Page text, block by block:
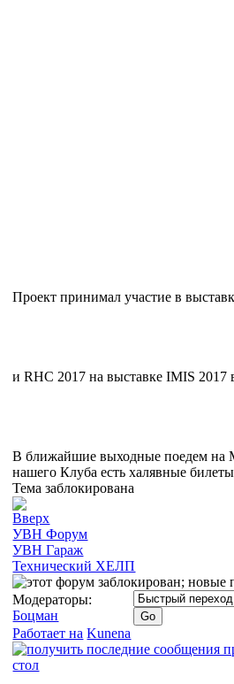
Проект принимал участие в
и RHC 2017 на выставке IMIS 2017
В ближайшие выходные поедем
нашего Клуба есть халявные
Тема заблокирована
УВН Форум
УВН Гараж
Технический ХЕЛП
Модераторы:
Боцман
Работает на Kunena